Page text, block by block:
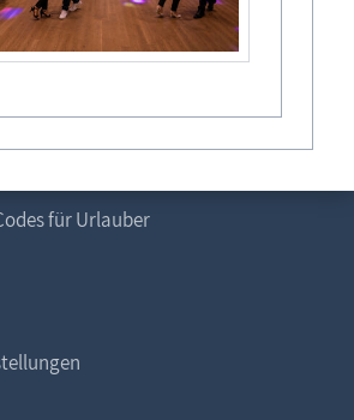
für Urlauber